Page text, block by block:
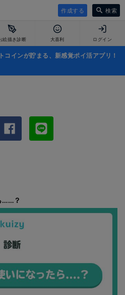
作成する 検索
絵描き診断 大喜利 ログイン
インが貯まる、新感覚ポイ活アプリ！
……？